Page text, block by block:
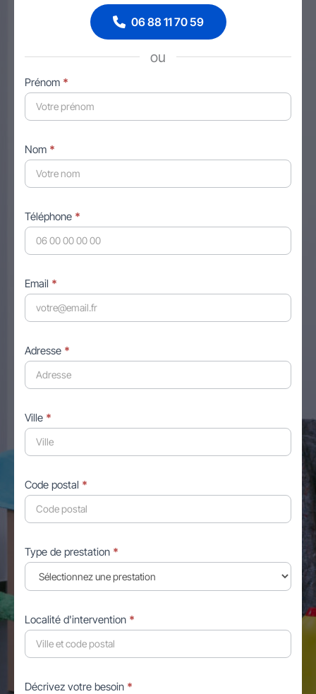
06 88 11 70 59
ou
Formulaire
simple
avec
Prénom *
Nom *
Téléphone *
Email *
Adresse *
Ville *
Code postal *
Type de prestation *
Localité d'intervention *
Décrivez votre besoin *